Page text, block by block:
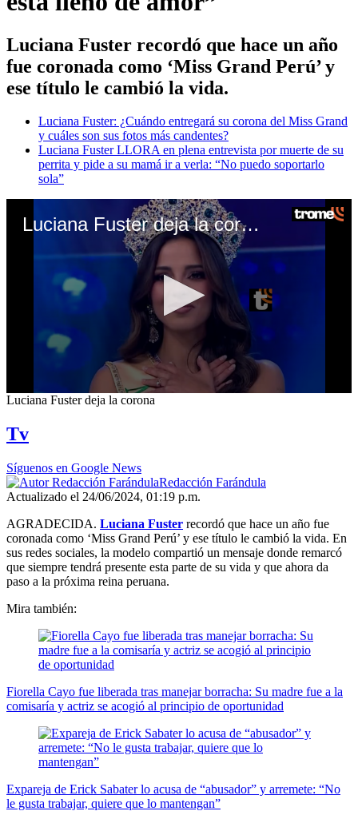
Luciana Fuster recordó que hace un año
fue coronada como ‘Miss Grand Perú’ y
ese título le cambió la vida.
Luciana Fuster: ¿Cuándo entregará su corona del Miss Grand
y cuáles son sus fotos más candentes?
Luciana Fuster LLORA en plena entrevista por muerte de su
perrita y pide a su mamá ir a verla: “No puedo soportarlo
sola”
Luciana Fuster deja la corona
0
of
2
5
seconds
Luciana Fuster deja la corona
Tv
Síguenos en Google News
Redacción Farándula
Actualizado el 24/06/2024, 01:19 p.m.
AGRADECIDA. Luciana Fuster recordó que hace un año fue
coronada como ‘Miss Grand Perú’ y ese título le cambió la vida. En
sus redes sociales, la modelo compartió un mensaje donde remarcó
que siempre tendrá presente esta parte de su vida y que ahora da
paso a la próxima reina peruana.
Mira también:
Fiorella Cayo fue liberada tras manejar borracha: Su madre fue a la
comisaría y actriz se acogió al principio de oportunidad
Expareja de Erick Sabater lo acusa de “abusador” y arremete: “No
le gusta trabajar, quiere que lo mantengan”